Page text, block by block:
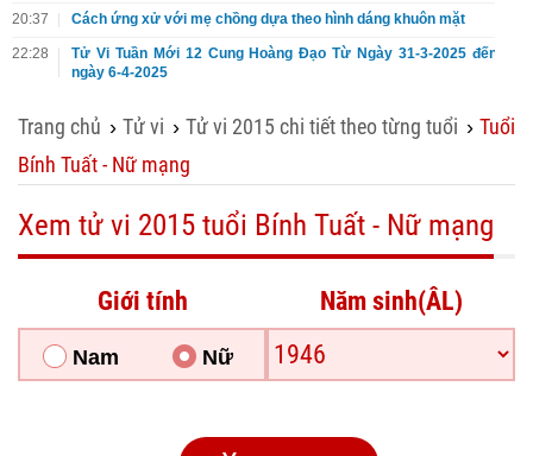
20:37
Cách ứng xử với mẹ chồng dựa theo hình dáng khuôn mặt
22:28
Tử Vi Tuần Mới 12 Cung Hoàng Đạo Từ Ngày 31-3-2025 đến
ngày 6-4-2025
Trang chủ › Tử vi › Tử vi 2015 chi tiết theo từng tuổi › Tuổi
Bính Tuất - Nữ mạng
Xem tử vi 2015 tuổi Bính Tuất - Nữ mạng
Giới tính
Nam Nữ
Năm sinh(ÂL)